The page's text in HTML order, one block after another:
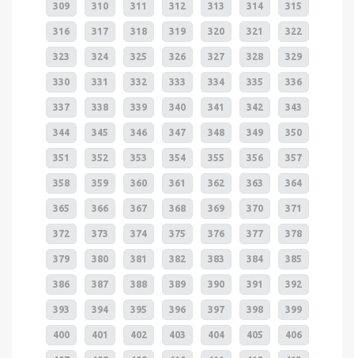
309 310 311 312 313 314 315
316 317 318 319 320 321 322
323 324 325 326 327 328 329
330 331 332 333 334 335 336
337 338 339 340 341 342 343
344 345 346 347 348 349 350
351 352 353 354 355 356 357
358 359 360 361 362 363 364
365 366 367 368 369 370 371
372 373 374 375 376 377 378
379 380 381 382 383 384 385
386 387 388 389 390 391 392
393 394 395 396 397 398 399
400 401 402 403 404 405 406